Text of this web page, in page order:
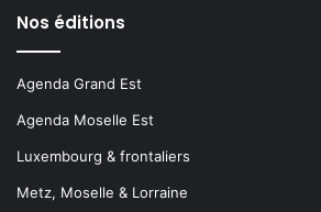
Nos éditions
Agenda Grand Est
Agenda Moselle Est
Luxembourg & frontaliers
Metz, Moselle & Lorraine